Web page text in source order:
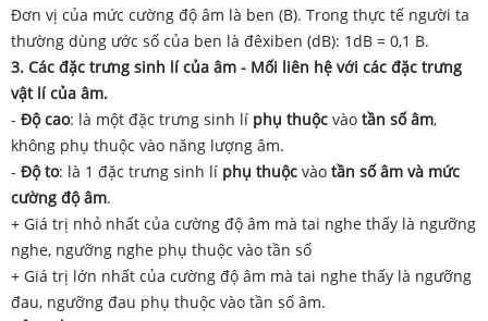
Đơn vị của mức cường độ âm là ben (B). Trong thực tế người ta
thường dùng ước số của ben là đêxiben (dB): 1dB = 0,1 B.
3. Các đặc trưng sinh lí của âm - Mối liên hệ với các đặc trưng
vật lí của âm.
- Độ cao: là một đặc trưng sinh lí phụ thuộc vào tần số âm,
không phụ thuộc vào năng lượng âm.
- Độ to: là 1 đặc trưng sinh lí phụ thuộc vào tần số âm và mức
cường độ âm.
+ Giá trị nhỏ nhất của cường độ âm mà tai nghe thấy là ngưỡng
nghe, ngưỡng nghe phụ thuộc vào tần số
+ Giá trị lớn nhất của cường độ âm mà tai nghe thấy là ngưỡng
đau, ngưỡng đau phụ thuộc vào tần số âm.